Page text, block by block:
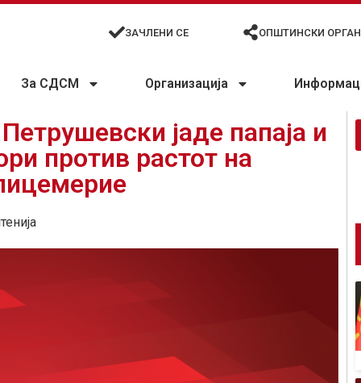
ЗАЧЛЕНИ СЕ ОПШТИНСКИ
За СДСМ Организација
јаде папаја и
против растот на